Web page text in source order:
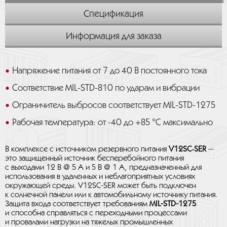
Спецификация
Информация для заказа
Напряжение питания от 7 до 40 В постоянного тока
Соответствие MIL-STD-810 по ударам и вибрации
Ограничитель выбросов соответствует MIL-STD-1275
Рабочая температура: от -40 до +85 °C максимально
В комплексе с источником резервного питания V12SC‑SER—
это защищенный источник бесперебойного питания
с выходами 12 В @ 5 А и 5 В @ 1 А, предназначенный для
использования в удаленных и неблагоприятных условиях
окружающей среды. V12SC-SER может быть подключен
к солнечной панели или к автомобильному источнику питания.
Защита входа соответствует требованиям MIL-STD-1275
и способна справляться с переходными процессами
и провалами нагрузки на тяжелых промышленных